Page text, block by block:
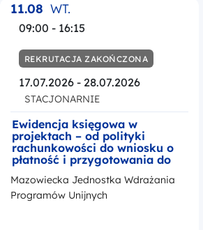
11.08 WT.
09:00 - 16:15
REKRUTACJA ZAKOŃCZONA
17.07.2026 - 28.07.2026
STACJONARNIE
Ewidencja księgowa w
projektach – od polityki
rachunkowości do wniosku o
płatność i przygotowania do
Mazowiecka Jednostka Wdrażania
Programów Unijnych